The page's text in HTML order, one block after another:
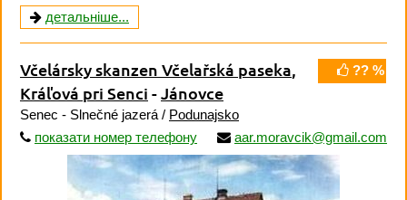
детальніше...
?? %
Včelársky skanzen Včelařská paseka,
Kráľová pri Senci -Jánovce
Senec - Slnečné jazerá / Podunajsko
показати номер телефону
aar.moravcik@gmail.com